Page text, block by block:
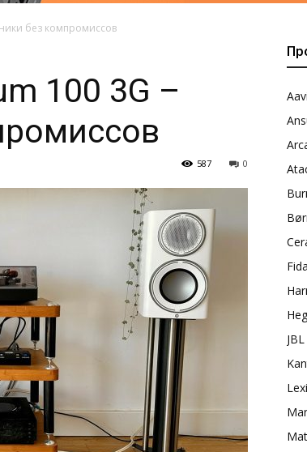
без компромиссов
100 3G –
0
587
JBL